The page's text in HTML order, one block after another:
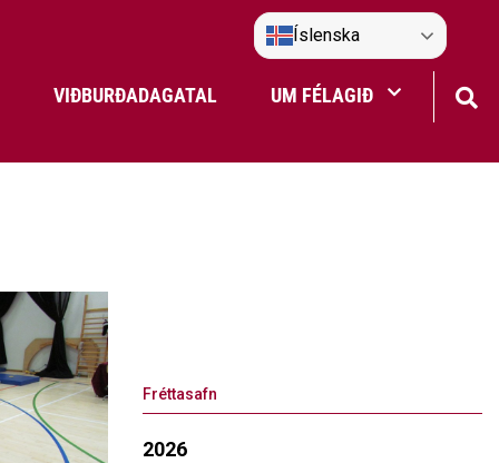
VIÐBURÐADAGATAL UM FÉLAGIÐ
Íslenska
Fréttasafn
2026